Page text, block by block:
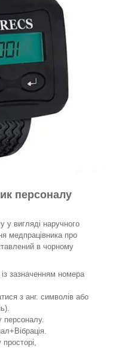
персоналу
у вигляді наручного
медпрацівника про
в чорному
зазначенням номера
з анг. символів або
персоналу.